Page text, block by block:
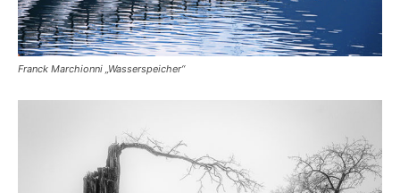
Franck Marchionni „Wasserspeicher“